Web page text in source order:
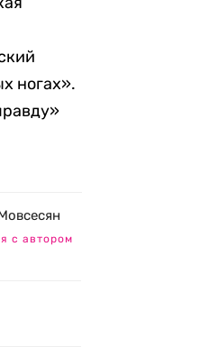
ногах».
с автором